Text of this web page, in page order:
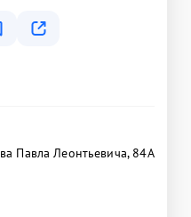
Павла Леонтьевича, 84А